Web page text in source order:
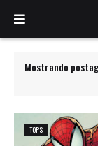
Mostrando
TOPS